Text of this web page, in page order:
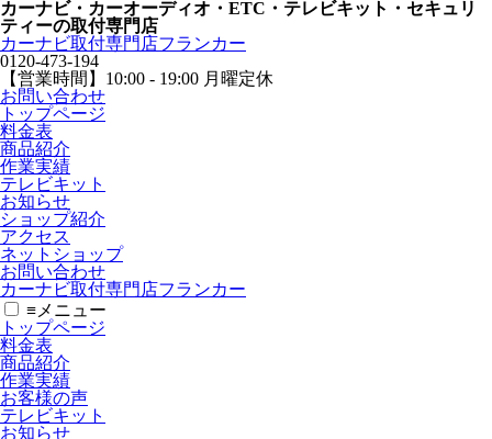
カーナビ・カーオーディオ・ETC・テレビキット・セキュリ
ティーの取付専門店
カーナビ取付専⾨店フランカー
0120-473-194
【営業時間】 10:00 - 19:00 月曜定休
お問い合わせ
トップページ
料金表
商品紹介
作業実績
テレビキット
お知らせ
ショップ紹介
アクセス
ネットショップ
お問い合わせ
カーナビ取付専⾨店フランカー
≡ メニュー
トップページ
料金表
商品紹介
作業実績
お客様の声
テレビキット
お知らせ